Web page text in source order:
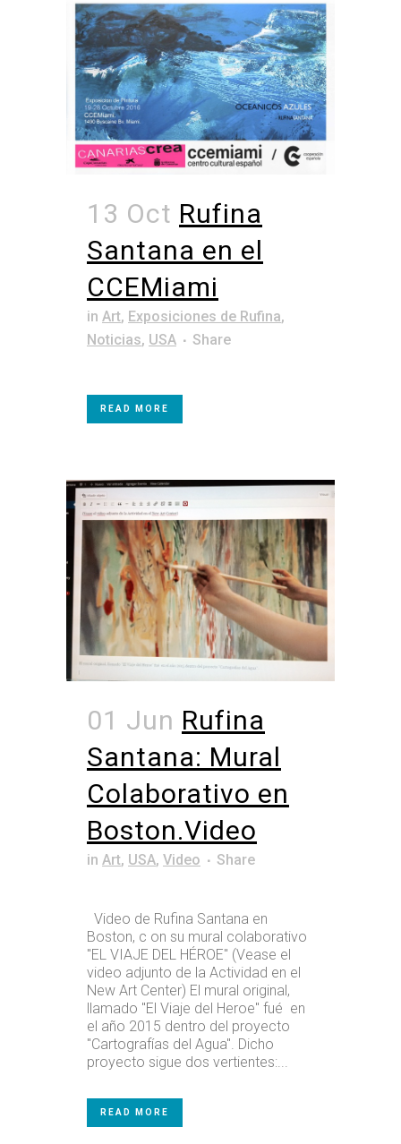
13 Oct Rufina
Santana en el
CCEMiami
in Art, Exposiciones de Rufina,
Noticias, USA Share
READ MORE
01 Jun Rufina
Santana: Mural
Colaborativo en
Boston.Video
in Art, USA, Video Share
Video de Rufina Santana en
Boston, c on su mural colaborativo
"EL VIAJE DEL HÉROE" (Vease el
video adjunto de la Actividad en el
New Art Center) El mural original,
llamado "El Viaje del Heroe" fué en
el año 2015 dentro del proyecto
"Cartografías del Agua". Dicho
proyecto sigue dos vertientes:...
READ MORE